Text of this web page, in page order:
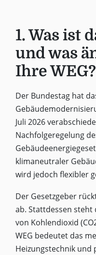
1. Was ist
und was
Ihre WEG?
Der Bundestag hat
Juli 2026
Nachfolgeregelung
klimaneutraler
wird jedoch flexibler
Der Gesetzgeber
ab. Stattdessen steht
von Kohlendioxid
WEG bedeutet das
Heizungstechnik und